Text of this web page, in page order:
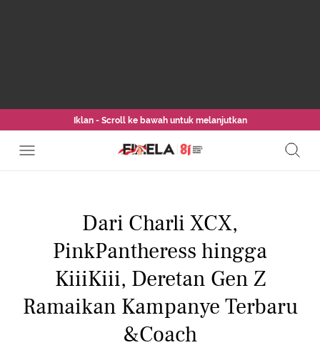
Iklan - Scroll ke bawah untuk melanjutkan
Dari Charli XCX,
PinkPantheress hingga
KiiiKiii, Deretan Gen Z
Ramaikan Kampanye Terbaru
&Coach